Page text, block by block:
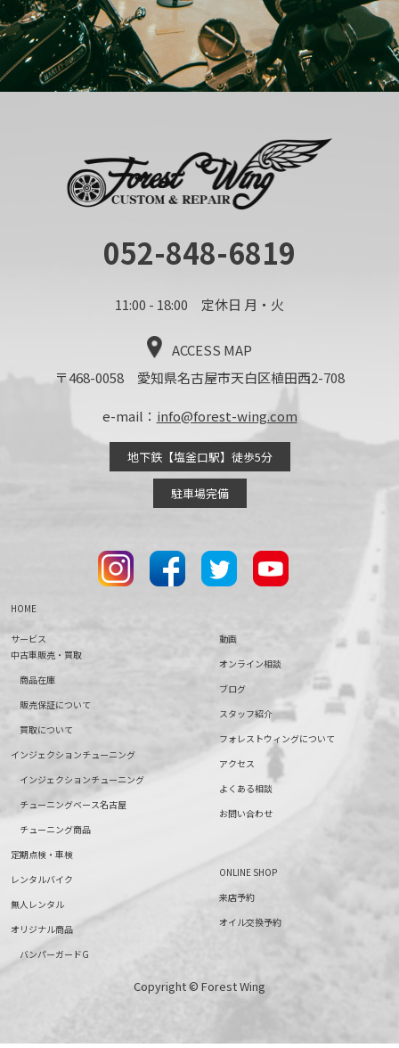
052-848-6819
11:00 - 18:00 定休日 月・火
ACCESS MAP
〒468-0058 愛知県名古屋市天白区植田西2-708
e-mail： info@forest-wing.com
地下鉄【塩釜口駅】徒歩5分
駐車場完備
HOME
サービス
中古車販売・買取
商品在庫
販売保証について
買取について
インジェクションチューニング
インジェクションチューニング
チューニングベース名古屋
チューニング商品
定期点検・車検
レンタルバイク
無人レンタル
オリジナル商品
バンパーガードG
動画
オンライン相談
ブログ
スタッフ紹介
フォレストウィングについて
アクセス
よくある相談
お問い合わせ
ONLINE SHOP
来店予約
オイル交換予約
Copyright © Forest Wing